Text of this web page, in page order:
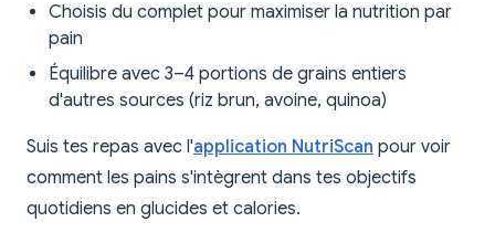
Choisis du complet pour maximiser la nutrition par
pain
Équilibre avec 3–4 portions de grains entiers
d'autres sources (riz brun, avoine, quinoa)
Suis tes repas avec l'application NutriScan pour voir
comment les pains s'intègrent dans tes objectifs
quotidiens en glucides et calories.